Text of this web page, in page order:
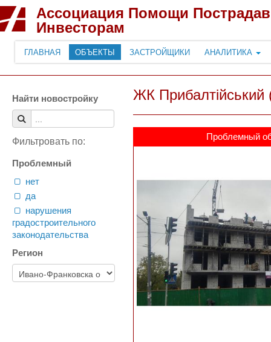
Ассоциация Помощи
Инвесторам
ГЛАВНАЯ ОБЪЕКТЫ ЗАСТРОЙЩИКИ АНАЛИТИКА
Найти новостройку
Фильтровать по:
Проблемный
нет
да
нарушения
градостроительного
законодательства
Регион
ЖК Прибалтійський
Проблемный